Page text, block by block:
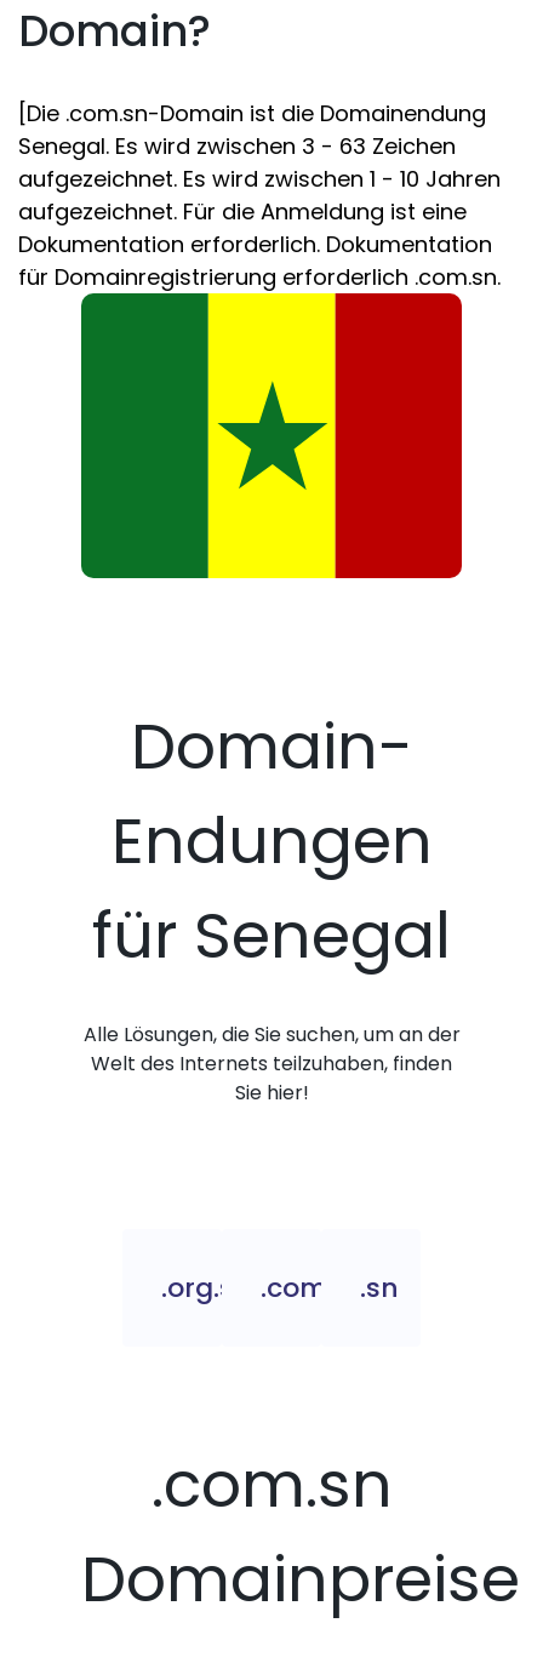
Domain?
[Die .com.sn-Domain ist die Domainendung
Senegal. Es wird zwischen 3 - 63 Zeichen
aufgezeichnet. Es wird zwischen 1 - 10 Jahren
aufgezeichnet. Für die Anmeldung ist eine
Dokumentation erforderlich. Dokumentation
für Domainregistrierung erforderlich .com.sn.
Domain-
Endungen
für Senegal
Alle Lösungen, die Sie suchen, um an der
Welt des Internets teilzuhaben, finden
Sie hier!
.org.sn .com.sn.sn
.com.sn
Domainpreise